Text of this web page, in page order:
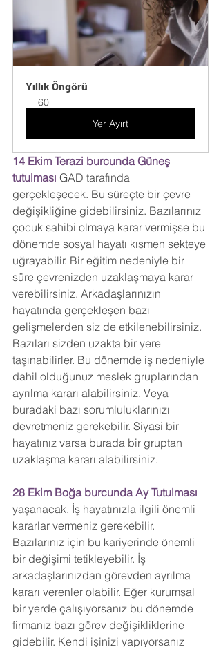
Yıllık Öngörü
60
Yer Ayırt
14 Ekim Terazi burcunda Güneş
tutulması GAD tarafında
gerçekleşecek. Bu süreçte bir çevre
değişikliğine gidebilirsiniz. Bazılarınız
çocuk sahibi olmaya karar vermişse bu
dönemde sosyal hayatı kısmen sekteye
uğrayabilir. Bir eğitim nedeniyle bir
süre çevrenizden uzaklaşmaya karar
verebilirsiniz. Arkadaşlarınızın
hayatında gerçekleşen bazı
gelişmelerden siz de etkilenebilirsiniz.
Bazıları sizden uzakta bir yere
taşınabilirler. Bu dönemde iş nedeniyle
dahil olduğunuz meslek gruplarından
ayrılma kararı alabilirsiniz. Veya
buradaki bazı sorumluluklarınızı
devretmeniz gerekebilir. Siyasi bir
hayatınız varsa burada bir gruptan
uzaklaşma kararı alabilirsiniz.
28 Ekim Boğa burcunda Ay Tutulması
yaşanacak. İş hayatınızla ilgili önemli
kararlar vermeniz gerekebilir.
Bazılarınız için bu kariyerinde önemli
bir değişimi tetikleyebilir. İş
arkadaşlarınızdan görevden ayrılma
kararı verenler olabilir. Eğer kurumsal
bir yerde çalışıyorsanız bu dönemde
firmanız bazı görev değişikliklerine
gidebilir. Kendi işinizi yapıyorsanız